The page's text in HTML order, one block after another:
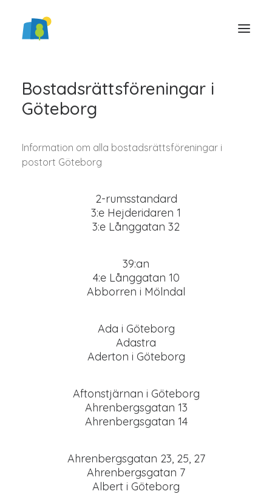
LOGGA IN
Bostadsrättsföreningar i
Göteborg
Information om alla bostadsrättsföreningar i
postort Göteborg
2-rumsstandard
3:e Hejderidaren 1
3:e Långgatan 32
39:an
4:e Långgatan 10
Abborren i Mölndal
Ada i Göteborg
Adastra
Aderton i Göteborg
Aftonstjärnan i Göteborg
Ahrenbergsgatan 13
Ahrenbergsgatan 14
Ahrenbergsgatan 23, 25, 27
Ahrenbergsgatan 7
Albert i Göteborg